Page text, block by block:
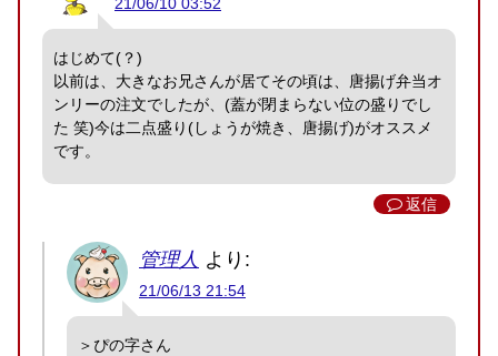
はじめて(？)
以前は、大きなお兄さんが居てその頃は、唐揚げ弁当オ
ンリーの注文でしたが、(蓋が閉まらない位の盛りでし
た 笑)今は二点盛り(しょうが焼き、唐揚げ)がオススメ
です。
返信
管理人 より:
21/06/13 21:54
＞ぴの字さん